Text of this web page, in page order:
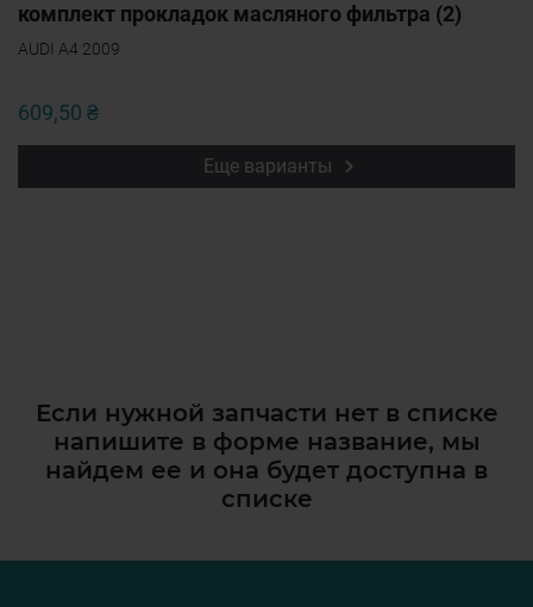
комплект прокладок масляного фильтра (2)
AUDI A4 2009
609,50 ₴
Еще варианты
Если нужной запчасти нет в списке
напишите в форме название, мы
найдем ее и она будет доступна в
списке